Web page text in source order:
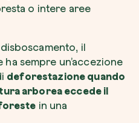
o intere aree
il
sempre un’accezione
deforestazione quando
arborea eccede il
in una